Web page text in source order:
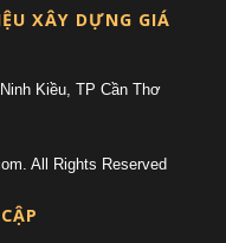
XÂY DỰNG GIÁ
Kiều, TP Cần Thơ
All Rights Reserved